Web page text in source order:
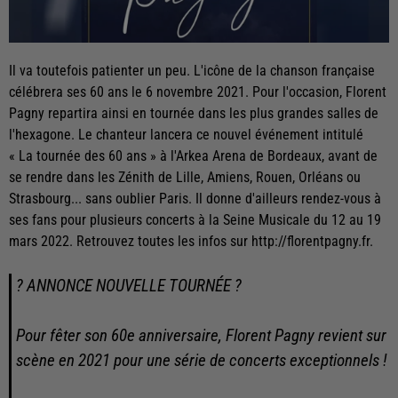
Il va toutefois patienter un peu. L'icône de la chanson française
célébrera ses 60 ans le 6 novembre 2021. Pour l'occasion, Florent
Pagny repartira ainsi en tournée dans les plus grandes salles de
l'hexagone. Le chanteur lancera ce nouvel événement intitulé
« La tournée des 60 ans » à l'Arkea Arena de Bordeaux, avant de
se rendre dans les Zénith de Lille, Amiens, Rouen, Orléans ou
Strasbourg... sans oublier Paris. Il donne d'ailleurs rendez-vous à
ses fans pour plusieurs concerts à la Seine Musicale du 12 au 19
mars 2022. Retrouvez toutes les infos sur http://florentpagny.fr.
? ANNONCE NOUVELLE TOURNÉE ?
Pour fêter son 60e anniversaire, Florent Pagny revient sur
scène en 2021 pour une série de concerts exceptionnels !